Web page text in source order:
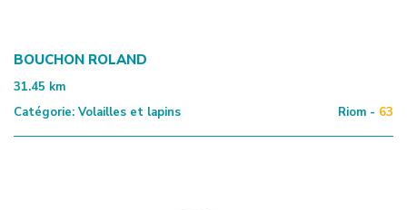
BOUCHON ROLAND
31.45 km
Catégorie: Volailles et lapins Riom - 63